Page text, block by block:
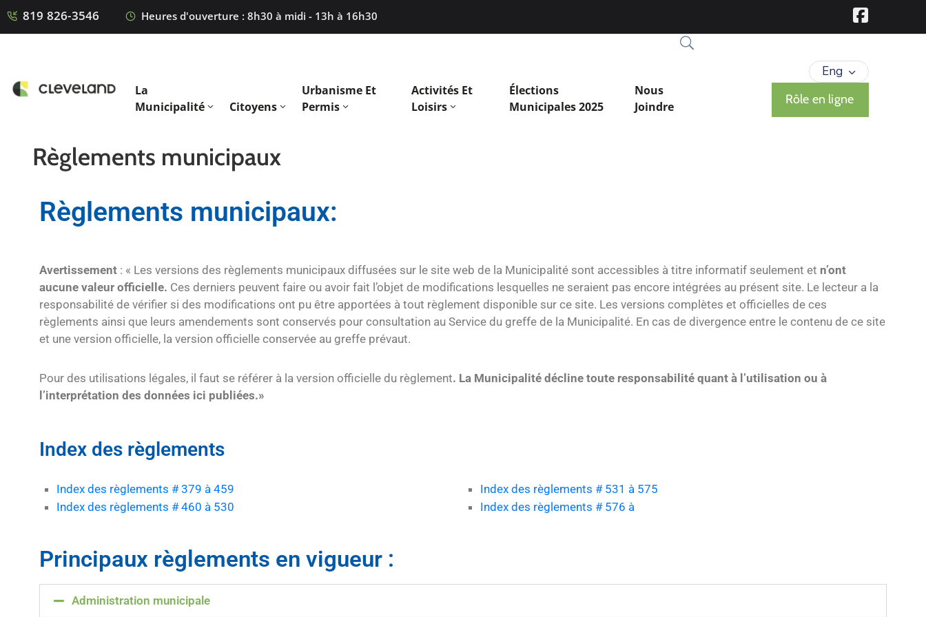
819 826-3546 Heures d'ouverture : 8h30 à midi - 13h à 16h30
La
Municipalité
Citoyens
Urbanisme Et
Permis
Activités Et
Loisirs
Élections
Municipales 2025
Nous
Joindre
Eng
Rôle en ligne
Règlements municipaux
Règlements municipaux:
Avertissement : « Les versions des règlements municipaux diffusées sur le site web de la Municipalité sont accessibles à titre informatif seulement et n’ont
aucune valeur officielle. Ces derniers peuvent faire ou avoir fait l’objet de modifications lesquelles ne seraient pas encore intégrées au présent site. Le lecteur a la
responsabilité de vérifier si des modifications ont pu être apportées à tout règlement disponible sur ce site. Les versions complètes et officielles de ces
règlements ainsi que leurs amendements sont conservés pour consultation au Service du greffe de la Municipalité. En cas de divergence entre le contenu de ce site
et une version officielle, la version officielle conservée au greffe prévaut.
Pour des utilisations légales, il faut se référer à la version officielle du règlement. La Municipalité décline toute responsabilité quant à l’utilisation ou à
l’interprétation des données ici publiées.»
Index des règlements
Index des règlements # 379 à 459
Index des règlements # 460 à 530
Index des règlements # 531 à 575
Index des règlements # 576 à
Principaux règlements en vigueur :
Administration municipale